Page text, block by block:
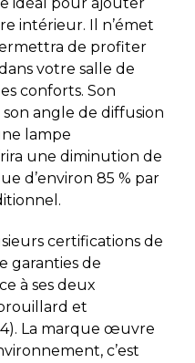
intérieur. Il n’émet
de profiter
votre salle de
conforts. Son
angle de diffusion
lampe
une diminution de
d’environ 85 % par
certifications de
garanties de
à ses deux
et
La marque œuvre
c’est